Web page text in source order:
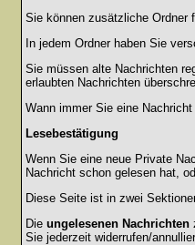
Sie können zusätzliche Ordner
In jedem Ordner haben Sie
Sie müssen alte Nachrichten
erlaubten Nachrichten
Wann immer Sie eine
Lesebestätigung
Wenn Sie eine neue Private
Nachricht schon gelesen hat,
Diese Seite ist in zwei
Die ungelesenen Nachrichten
Sie jederzeit widerrufen/